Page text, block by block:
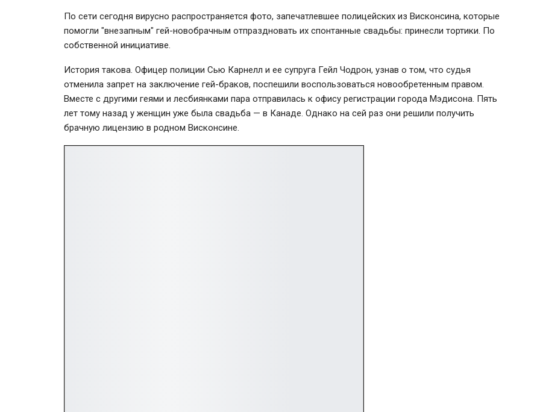
По сети сегодня вирусно распространяется фото, запечатлевшее полицейских из Висконсина, которые
помогли "внезапным" гей-новобрачным отпраздновать их спонтанные свадьбы: принесли тортики. По
собственной инициативе.
История такова. Офицер полиции Сью Карнелл и ее супруга Гейл Чодрон, узнав о том, что судья
отменила запрет на заключение гей-браков, поспешили воспользоваться новообретенным правом.
Вместе с другими геями и лесбиянками пара отправилась к офису регистрации города Мэдисона. Пять
лет тому назад у женщин уже была свадьба — в Канаде. Однако на сей раз они решили получить
брачную лицензию в родном Висконсине.